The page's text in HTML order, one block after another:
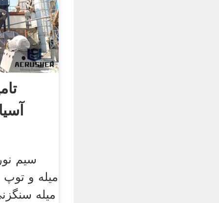
سیم
میله و
میله